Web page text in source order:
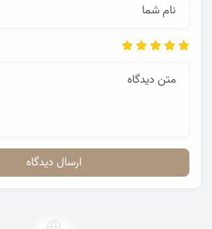
نام شما
متن دیدگاه
ارسال دیدگاه